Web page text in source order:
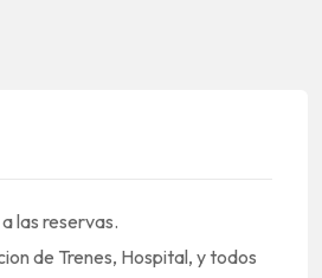
las reservas.
de Trenes, Hospital, y todos